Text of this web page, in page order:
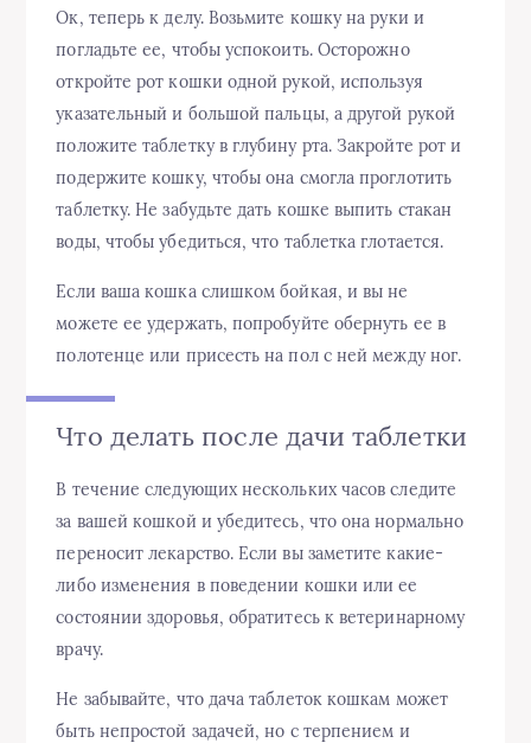
Ок, теперь к делу. Возьмите кошку на руки и
погладьте ее, чтобы успокоить. Осторожно
откройте рот кошки одной рукой, используя
указательный и большой пальцы, а другой рукой
положите таблетку в глубину рта. Закройте рот и
подержите кошку, чтобы она смогла проглотить
таблетку. Не забудьте дать кошке выпить стакан
воды, чтобы убедиться, что таблетка глотается.
Если ваша кошка слишком бойкая, и вы не
можете ее удержать, попробуйте обернуть ее в
полотенце или присесть на пол с ней между ног.
Что делать после дачи таблетки
В течение следующих нескольких часов следите
за вашей кошкой и убедитесь, что она нормально
переносит лекарство. Если вы заметите какие-
либо изменения в поведении кошки или ее
состоянии здоровья, обратитесь к ветеринарному
врачу.
Не забывайте, что дача таблеток кошкам может
быть непростой задачей, но с терпением и